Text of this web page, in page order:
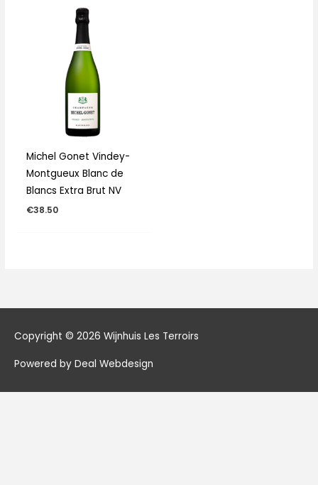
Michel Gonet Vindey-
Montgueux Blanc de
Blancs Extra Brut NV
€38.50
Copyright © 2026 Wijnhuis Les Terroirs
Powered by Deal Webdesign